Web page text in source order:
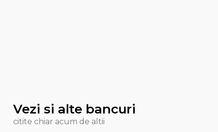
Vezi si alte bancuri
citite chiar acum de altii